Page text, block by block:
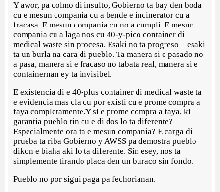
Y awor, pa colmo di insulto, Gobierno ta bay den boda
cu e mesun compania cu a bende e incinerator cu a
fracasa. E mesun compania cu no a cumpli. E mesun
compania cu a laga nos cu 40-y-pico container di
medical waste sin procesa. Esaki no ta progreso – esaki
ta un burla na cara di pueblo. Ta manera si e pasado no
a pasa, manera si e fracaso no tabata real, manera si e
containernan ey ta invisibel.
E existencia di e 40-plus container di medical waste ta
e evidencia mas cla cu por existi cu e prome compra a
faya completamente.Y si e prome compra a faya, ki
garantia pueblo tin cu e di dos lo ta diferente?
Especialmente ora ta e mesun compania? E carga di
prueba ta riba Gobierno y AWSS pa demostra pueblo
dikon e biaha aki lo ta diferente. Sin esey, nos ta
simplemente tirando placa den un buraco sin fondo.
Pueblo no por sigui paga pa fechorianan.